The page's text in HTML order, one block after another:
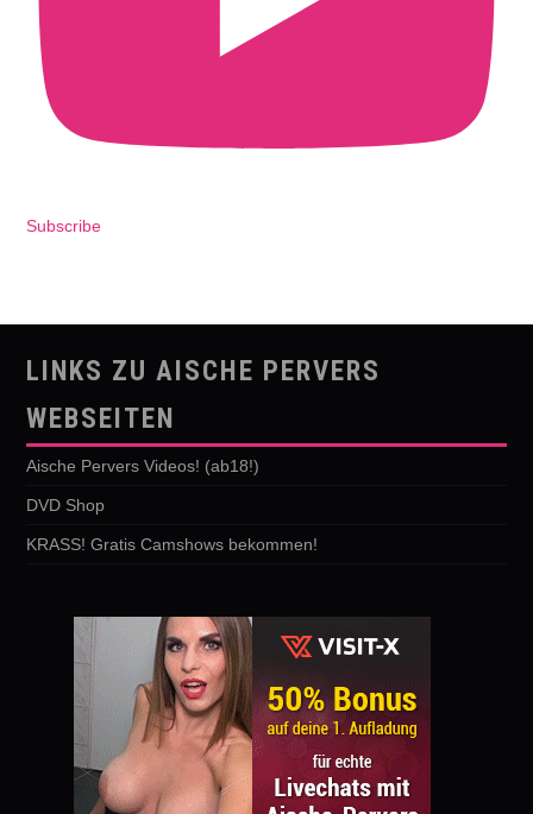
Subscribe
LINKS ZU AISCHE PERVERS
WEBSEITEN
Aische Pervers Videos! (ab18!)
DVD Shop
KRASS! Gratis Camshows bekommen!